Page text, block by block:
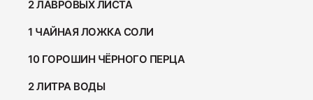
1700
Колбаса полукопчёная "Краковская"
2 ЛАВРОВЫХ ЛИСТА
1 ЧАЙНАЯ ЛОЖКА СОЛИ
10 ГОРОШИН ЧЁРНОГО ПЕРЦА
2 ЛИТРА ВОДЫ